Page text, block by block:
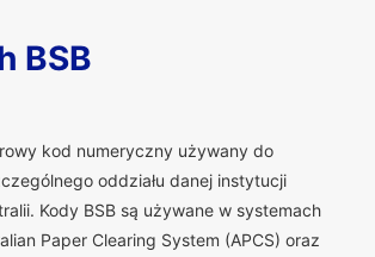
BSB
kod numeryczny używany do
oddziału danej instytucji
Kody BSB są używane w systemach
Paper Clearing System (APCS) oraz